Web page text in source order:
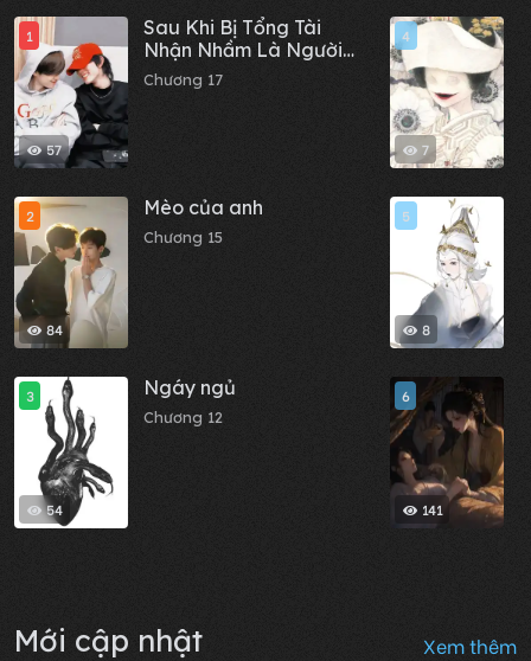
57
1
Sau Khi Bị Tổng Tài
Nhận Nhầm Là Người
Yêu Qua Mạng
Chương 17
84
2 Mèo của anh
Chương 15
54
3 Ngáy ngủ
Chương 12
7
4
8
5
141
6
Mới cập nhật Xem thêm